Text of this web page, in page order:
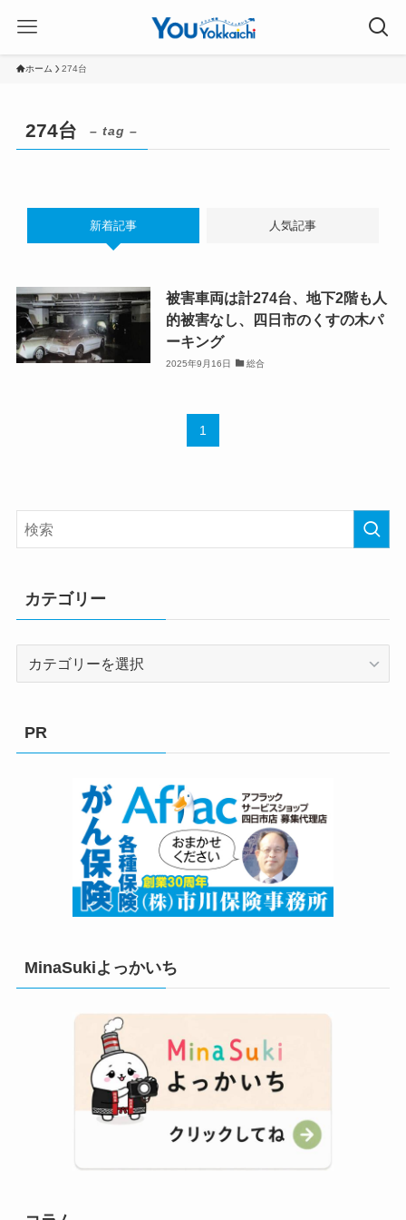
ホーム 274台
274台 – tag –
新着記事 人気記事
被害車両は計274台、地下2階も人
的被害なし、四日市のくすの木パ
ーキング
2025年9月16日 総合
1
カテゴリー
PR
MinaSukiよっかいち